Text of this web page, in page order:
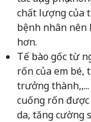
chất lượng của
bệnh nhân nên
hơn.
Tế bào gốc từ
rốn của em bé,
trưởng
cuống rốn được
da, tăng cường